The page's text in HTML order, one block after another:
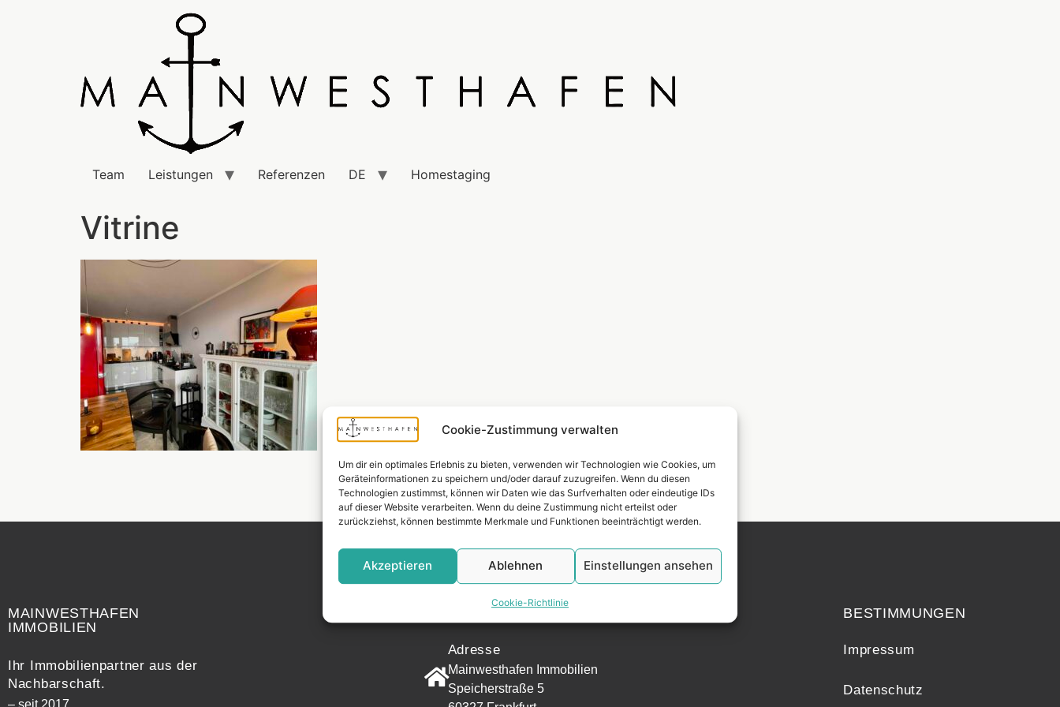
Cookie-Zustimmung verwalten
Um dir ein optimales Erlebnis zu bieten, verwenden wir Technologien wie Cookies, um
Geräteinformationen zu speichern und/oder darauf zuzugreifen. Wenn du diesen
Technologien zustimmst, können wir Daten wie das Surfverhalten oder eindeutige IDs
auf dieser Website verarbeiten. Wenn du deine Zustimmung nicht erteilst oder
zurückziehst, können bestimmte Merkmale und Funktionen beeinträchtigt werden.
Akzeptieren Ablehnen Einstellungen ansehen
Cookie-Richtlinie
Team Leistungen Referenzen DE Homestaging
Vitrine
MAINWESTHAFEN
IMMOBILIEN
Ihr Immobilienpartner aus der
Nachbarschaft.
KONTAKT
Adresse
Mainwesthafen Immobilien
Speicherstraße 5
Widerrufsrecht
BESTIMMUNGEN
Impressum
Datenschutz